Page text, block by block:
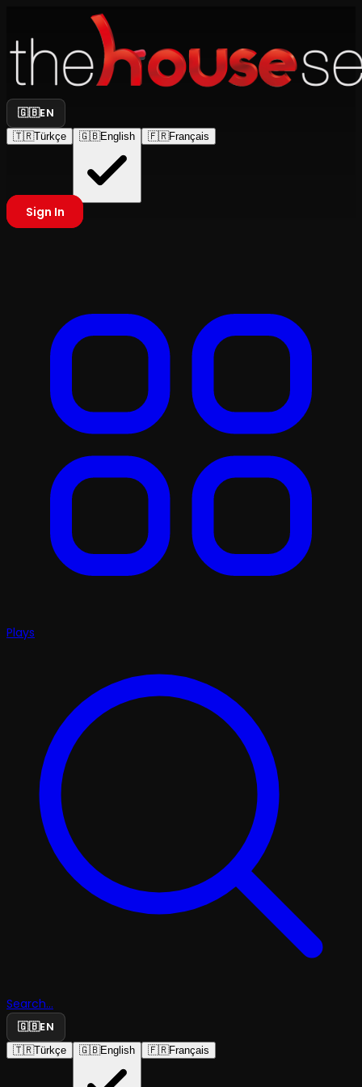
🇬🇧EN
🇹🇷Türkçe 🇬🇧English 🇫🇷Français
Sign In
Plays
Search...
🇬🇧EN
🇹🇷Türkçe 🇬🇧English 🇫🇷Français